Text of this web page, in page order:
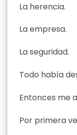
La herencia.
La empresa.
La seguridad.
Todo había
Entonces me
Por primera